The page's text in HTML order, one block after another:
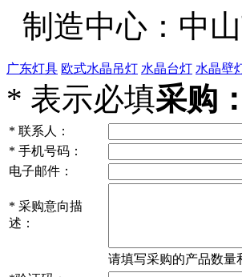
制造中心：中
广东灯具 欧式水晶吊灯 水晶台灯 水晶壁
* 表示必填采购
* 联系人：
* 手机号码：
电子邮件：
* 采购意向描
述：
请填写采购的产品数量